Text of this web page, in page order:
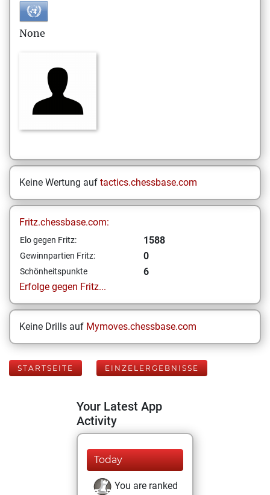
None
Keine Wertung auf tactics.chessbase.com
Fritz.chessbase.com:
Elo gegen Fritz: 1588
Gewinnpartien Fritz: 0
Schönheitspunkte
6
Erfolge gegen Fritz...
Keine Drills auf Mymoves.chessbase.com
STARTSEITE EINZELERGEBNISSE
Your Latest App
Activity
Today
You are ranked